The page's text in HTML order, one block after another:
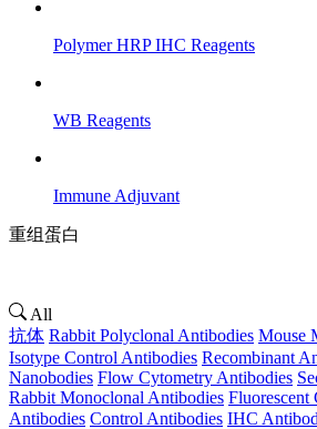
Polymer HRP IHC Reagents
WB Reagents
Immune Adjuvant
重组蛋白
All
抗体 Rabbit Polyclonal Antibodies Mouse
Isotype Control Antibodies Recombinant
Nanobodies Flow Cytometry Antibodies
Rabbit Monoclonal Antibodies Fluorescent
Antibodies Control Antibodies IHC